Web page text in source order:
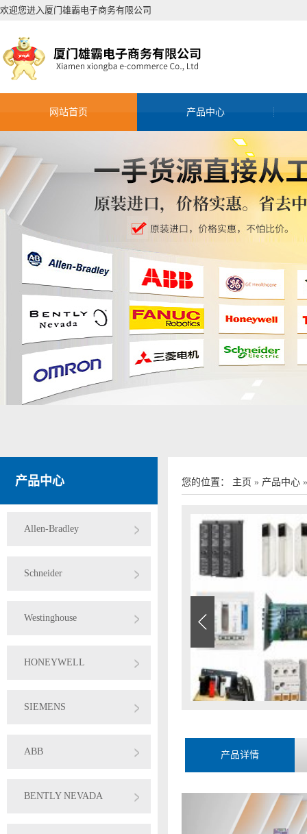
欢迎您进入厦门雄霸电子商务有限公司
网站首页 产品中心
产品中心
Allen-Bradley
Schneider
Westinghouse
HONEYWELL
SIEMENS
ABB
BENTLY NEVADA
您的位置： 主页 » 产品中心
产品详情